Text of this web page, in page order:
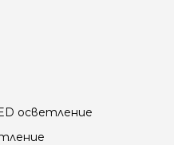
осветление